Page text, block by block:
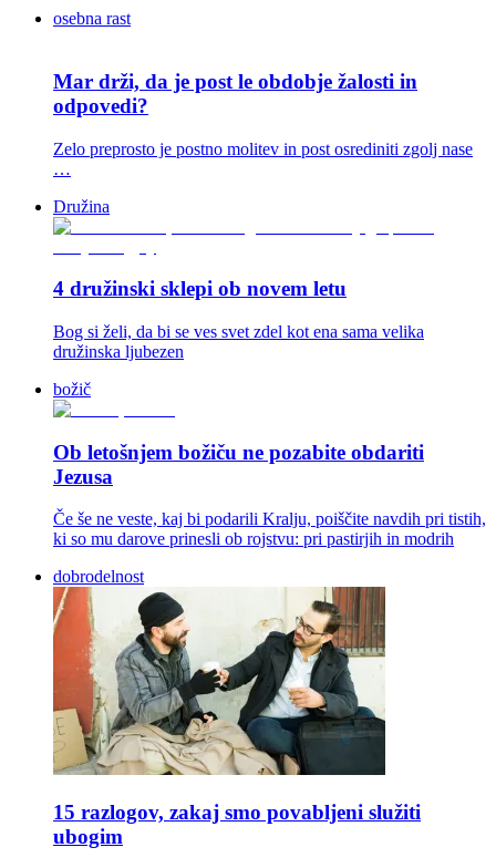
osebna rast
Mar drži, da je post le obdobje žalosti in
odpovedi?
Zelo preprosto je postno molitev in post osrediniti zgolj nase
…
Družina
4 družinski sklepi ob novem letu
Bog si želi, da bi se ves svet zdel kot ena sama velika
družinska ljubezen
božič
Ob letošnjem božiču ne pozabite obdariti
Jezusa
Če še ne veste, kaj bi podarili Kralju, poiščite navdih pri tistih,
ki so mu darove prinesli ob rojstvu: pri pastirjih in modrih
dobrodelnost
15 razlogov, zakaj smo povabljeni služiti
ubogim